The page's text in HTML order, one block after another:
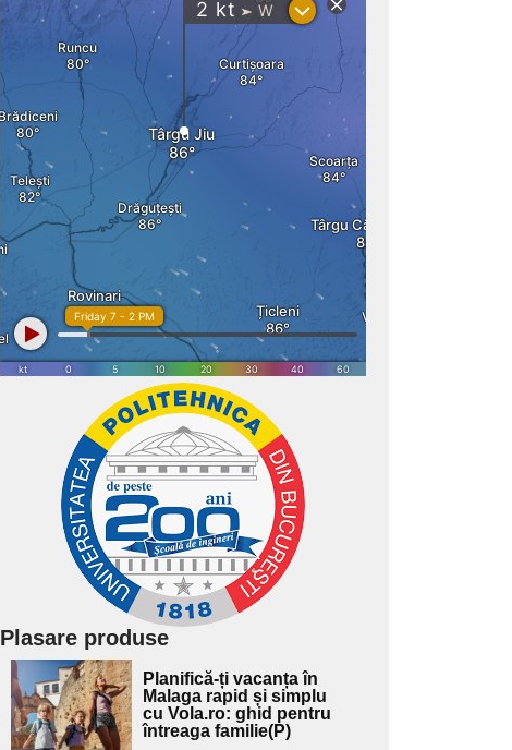
Plasare produse
Adaugă
aici textul
pentru
Planifică-ți vacanța în
Malaga rapid și simplu
cu Vola.ro: ghid pentru
întreaga familie(P)